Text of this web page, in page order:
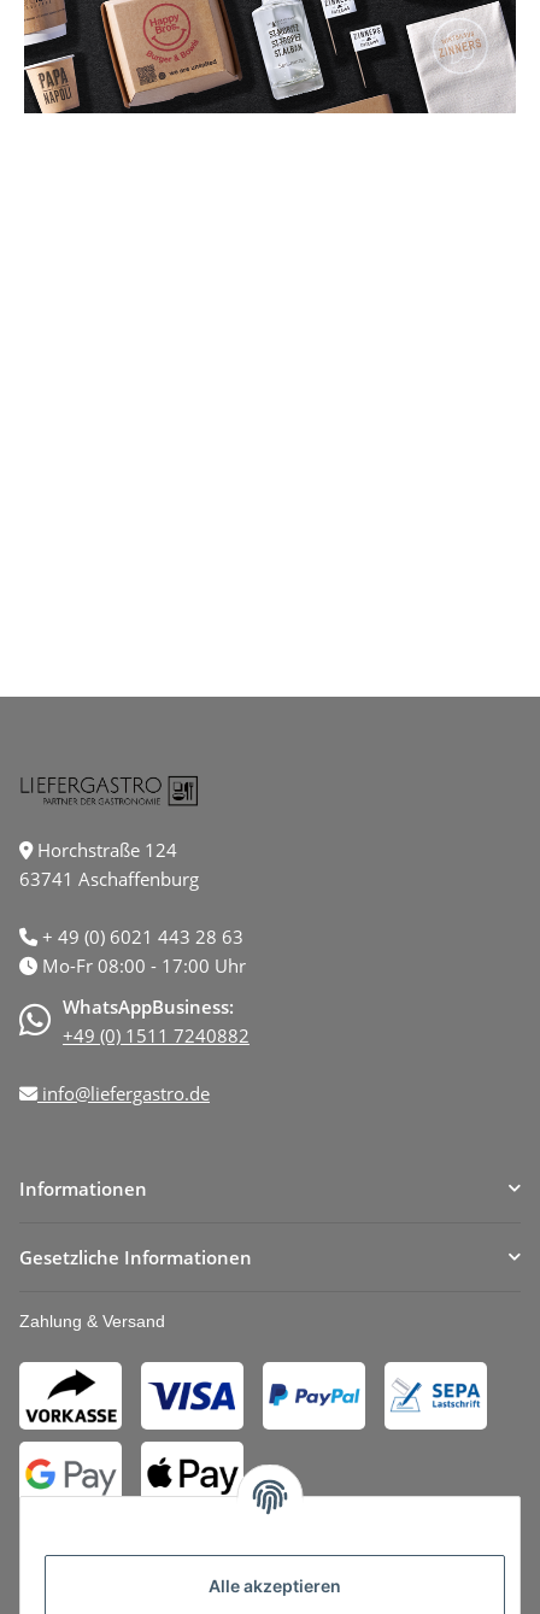
Alle akzeptieren
Horchstraße 124
63741 Aschaffenburg
+ 49 (0) 6021 443 28 63
Mo-Fr 08:00 - 17:00 Uhr
WhatsAppBusiness:
+49 (0) 1511 7240882
info@liefergastro.de
Informationen
Gesetzliche Informationen
Zahlung & Versand